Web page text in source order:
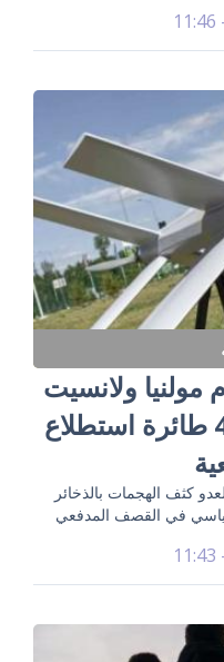
ولانسيت
في جنوب أوكرانيا: 450 طائرة استطلاع
كثف الهجمات بالذخائر
قياسي في القصف المدفعي